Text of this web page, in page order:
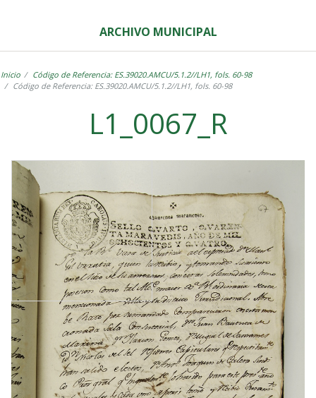
ARCHIVO MUNICIPAL
Inicio
Código de Referencia: ES.39020.AMCU/5.1.2//LH1, fols. 60-98
Código de Referencia: ES.39020.AMCU/5.1.2//LH1, fols. 60-98
L1_0067_R